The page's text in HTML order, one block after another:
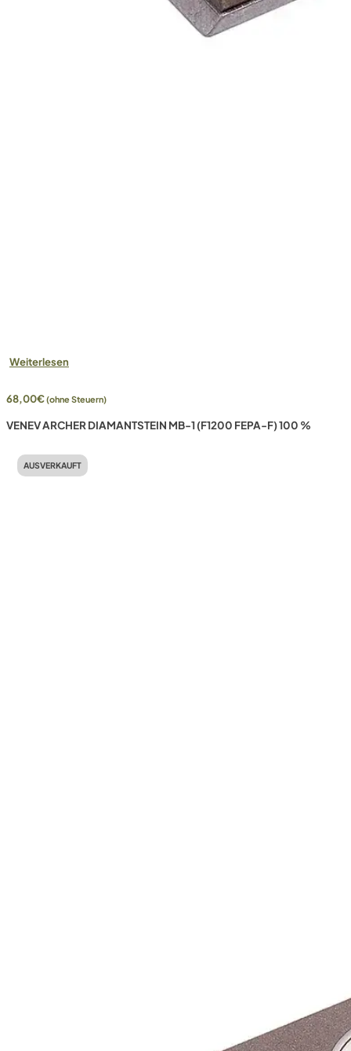
Weiterlesen
68,00€(ohne Steuern)
VENEV ARCHER DIAMANTSTEIN MB-1 (F1200 FEPA-F) 100 %
AUSVERKAUFT